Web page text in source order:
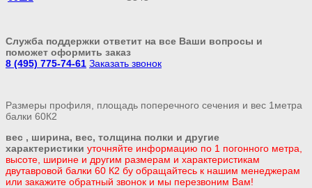
Служба поддержки ответит на все Ваши вопросы и
поможет оформить заказ
8 (495) 775-74-61 Заказать звонок
Размеры профиля, площадь поперечного сечения и вес 1метра
балки 60К2
вес , ширина, вес, толщина полки и другие
характеристики уточняйте информацию по 1 погонного метра,
высоте, ширине и другим размерам и характеристикам
двутавровой балки 60 К2 бу обращайтесь к нашим менеджерам
или закажите обратный звонок и мы перезвоним Вам!